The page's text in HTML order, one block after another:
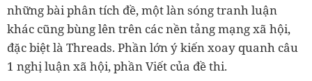
những bài phân tích đề, một làn sóng tranh luận
khác cũng bùng lên trên các nền tảng mạng xã hội,
đặc biệt là Threads. Phần lớn ý kiến xoay quanh câu
1 nghị luận xã hội, phần Viết của đề thi.